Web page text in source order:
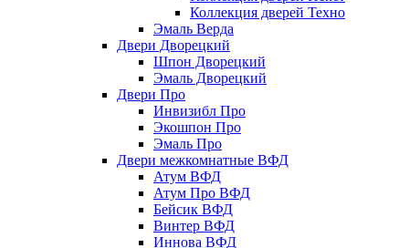
Коллекция дверей Техно
Эмаль Верда
Двери Дворецкий
Шпон Дворецкий
Эмаль Дворецкий
Двери Про
Инвизибл Про
Экошпон Про
Эмаль Про
Двери межкомнатные ВФД
Атум ВФД
Атум Про ВФД
Бейсик ВФД
Винтер ВФД
Иннова ВФД